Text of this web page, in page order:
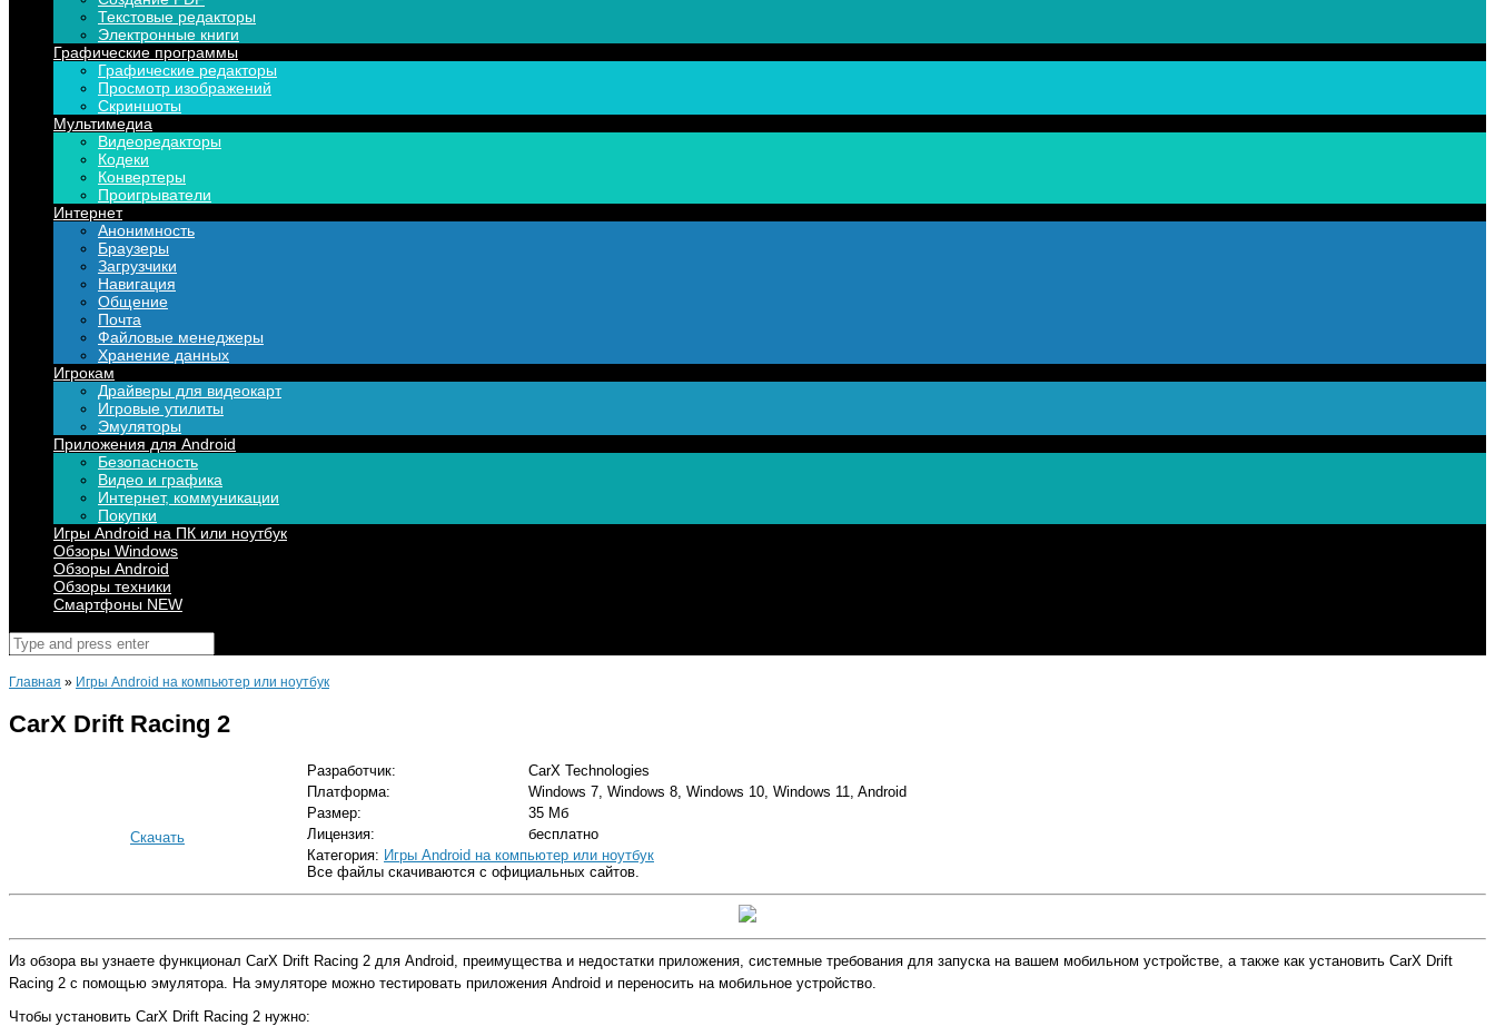
Текстовые редакторы
Электронные книги
Графические программы
Графические редакторы
Просмотр изображений
Скриншоты
Мультимедиа
Видеоредакторы
Кодеки
Конвертеры
Проигрыватели
Интернет
Анонимность
Браузеры
Загрузчики
Навигация
Общение
Почта
Файловые менеджеры
Хранение данных
Игрокам
Драйверы для видеокарт
Игровые утилиты
Эмуляторы
Приложения для Android
Безопасность
Видео и графика
Интернет, коммуникации
Покупки
Игры Android на ПК или ноутбук
Обзоры Windows
Обзоры Android
Обзоры техники
Смартфоны NEW
Поиск
Главная » Игры Android на компьютер или ноутбук
CarX Drift Racing 2
Скачать
Разработчик:
CarX Technologies
Платформа:
Windows 7, Windows 8, Windows 10, Windows 11, Android
Размер:
35 Мб
Лицензия:
бесплатно
Категория: Игры Android на компьютер или ноутбук
Все файлы скачиваются с официальных сайтов.
Из обзора вы узнаете функционал CarX Drift Racing 2 для Android, преимущества и недостатки приложения, системные требования для запуска на вашем мобильном устройстве, а также как установить CarX Drift
Racing 2 с помощью эмулятора. На эмуляторе можно тестировать приложения Android и переносить на мобильное устройство.
Чтобы установить CarX Drift Racing 2 нужно: